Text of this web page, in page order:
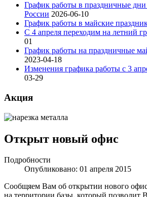
График работы в праздничные
России 2026-06-10
График работы в майские
С 4 апреля переходим на летний
01
График работы на праздничные
2023-04-18
Изменения графика работы с 3
03-29
Акция
Открыт новый офис
Подробности
Опубликовано: 01 апреля 2015
Сообщяем Вам об открытии нового